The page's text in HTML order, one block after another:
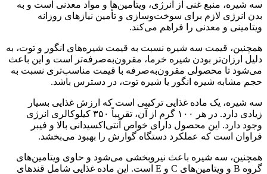
سه شیره، منبع غنی از انرژی، ویتامین‌ها و مواد معدنی است و به
بدن انرژی لازم برای سوخت‌وسازی و تأمین نیازهای روزانه
ویتامینی و معدنی را فراهم می‌کند.
همچنین، قیمت سه شیره نسبت به قیمت شیره‌های انگور و توت، به
دلیل ارزان‌تر بودن شیره خرما، مقرون‌به‌صرفه‌تر است و این باعث
می‌شود تا محصولی مقرون‌به‌صرفه با قیمت مناسب‌تری نسبت به
حجم مشابه شیره انگور یا شیره توت، در دسترس باشد.
سه شیره، یک ماده غذایی ترکیبی است که ارزش غذایی بسیار
زیادی دارد. در هر ۱۰۰ گرم از آن، تقریباً ۳۵۰ کیلوکالری انرژی
وجود دارد. این محصول دارای خواص آنتی‌اکسیدانی بالا و فیبر
فراوان است که عملکرد دستگاه گوارش را بهبود می‌بخشد.
همچنین، سه شیره باعث نیروبخشی می‌شود و حاوی ویتامین‌های
گروه B و ویتامین‌های C و E است. این ماده غذایی شامل قندهای